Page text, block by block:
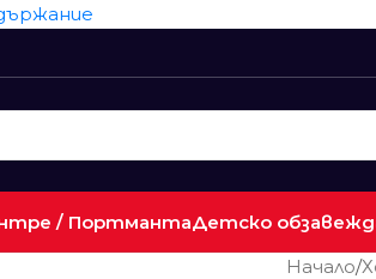
/ ПортмантаДетско
Начало/